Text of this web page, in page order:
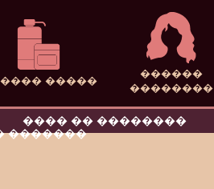
�����
������
��������
���� �� ��������
�������